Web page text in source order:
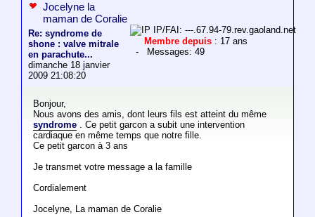
Jocelyne la
maman de Coralie
Re: syndrome de
shone : valve mitrale
en parachute...
dimanche 18 janvier
2009 21:08:20
IP/FAI: ---.67.94-79.rev.gaoland.net
Membre depuis : 17 ans
- Messages: 49
Bonjour,
Nous avons des amis, dont leurs fils est atteint du même
syndrome. Ce petit garcon a subit une intervention
cardiaque en même temps que notre fille.
Ce petit garcon à 3 ans
Je transmet votre message a la famille
Cordialement
Jocelyne, La maman de Coralie